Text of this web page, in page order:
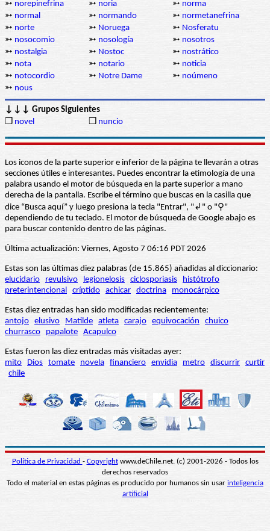
➳ norepinefrina ➳ noria ➳ norma
➳ normal ➳ normando ➳ normetanefrina
➳ norte ➳ Noruega ➳ Nosferatu
➳ nosocomio ➳ nosología ➳ nosotros
➳ nostalgia ➳ Nostoc ➳ nostrático
➳ nota ➳ notario ➳ noticia
➳ notocordio ➳ Notre Dame ➳ noúmeno
➳ nous
↓↓↓ Grupos Siguientes
❒ novel ❒ nuncio
Los iconos de la parte superior e inferior de la página te llevarán a otras
secciones útiles e interesantes. Puedes encontrar la etimología de una
palabra usando el motor de búsqueda en la parte superior a mano
derecha de la pantalla. Escribe el término que buscas en la casilla que
dice “Busca aquí” y luego presiona la tecla "Entrar", "↲" o "⚲"
dependiendo de tu teclado. El motor de búsqueda de Google abajo es
para buscar contenido dentro de las páginas.
Última actualización: Viernes, Agosto 7 06:16 PDT 2026
Estas son las últimas diez palabras (de 15.865) añadidas al diccionario:
elucidario
revulsivo legionelosis ciclosporiasis
histótrofo
preterintencional críptido achicar doctrina monocárpico
Estas diez entradas han sido modificadas recientemente:
antojo elusivo Matilde atleta carajo equivocación
chuico
churrasco
papalote Acapulco
Estas fueron las diez entradas más visitadas ayer:
mito
Dios tomate novela financiero envidia metro discurrir curtir
chile
Política de Privacidad - Copyrightwww.deChile.net. (c) 2001-2026 - Todos los
derechos reservados
Todo el material en estas páginas es producido por humanos sin usar inteligencia
artificial